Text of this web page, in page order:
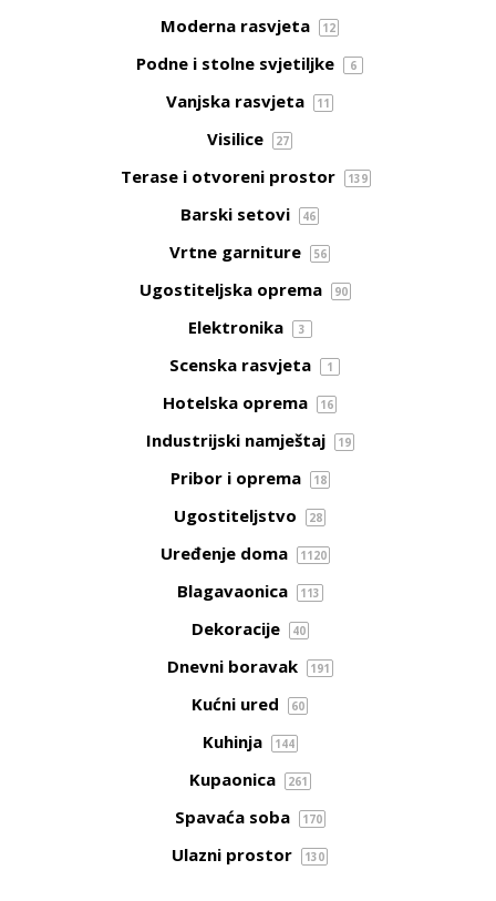
Moderna rasvjeta 12
Podne i stolne svjetiljke 6
Vanjska rasvjeta 11
Visilice 27
Terase i otvoreni prostor 139
Barski setovi 46
Vrtne garniture 56
Ugostiteljska oprema 90
Elektronika 3
Scenska rasvjeta 1
Hotelska oprema 16
Industrijski namještaj 19
Pribor i oprema 18
Ugostiteljstvo 28
Uređenje doma 1120
Blagavaonica 113
Dekoracije 40
Dnevni boravak 191
Kućni ured 60
Kuhinja 144
Kupaonica 261
Spavaća soba 170
Ulazni prostor 130